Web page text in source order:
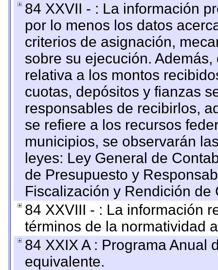
84 XXVII - : La información
por lo menos los datos
criterios de asignación,
sobre su ejecución.
relativa a los montos
cuotas, depósitos y fianzas
responsables de recibirlos,
se refiere a los recursos
municipios, se observarán
leyes: Ley General de
de Presupuesto y
Fiscalización y Rendición
84 XXVIII - : La información
términos de la normatividad
84 XXIX A : Programa Anual
equivalente.